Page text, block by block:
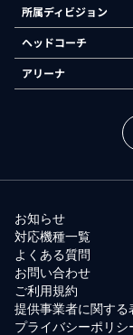
所属ディビジョン
ヘッドコーチ
アリーナ
お知らせ
対応機種一覧
よくある質問
お問い合わせ
ご利用規約
提供事業者に関する
プライバシーポリシ